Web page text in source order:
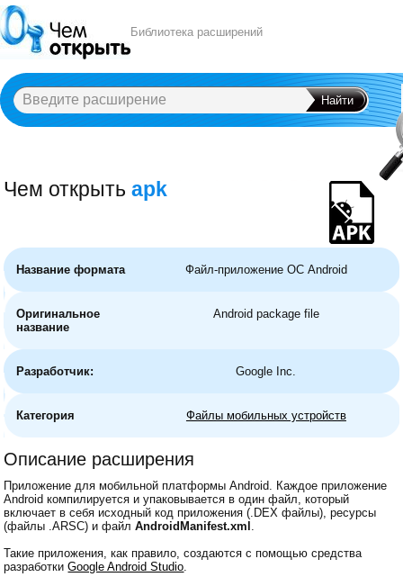
Библиотека расширений
A B C E G H I U V W X
Чем открытьapk
Название формата Файл-приложение ОС Android
Оригинальное
название
Android package file
Разработчик: Google Inc.
Категория Файлы мобильных устройств
Описание расширения
Приложение для мобильной платформы Android. Каждое приложение
Android компилируется и упаковывается в один файл, который
включает в себя исходный код приложения (.DEX файлы), ресурсы
(файлы .ARSC) и файлAndroidManifest.xml .
Такие приложения, как правило, создаются с помощью средства
разработкиGoogle Android Studio.